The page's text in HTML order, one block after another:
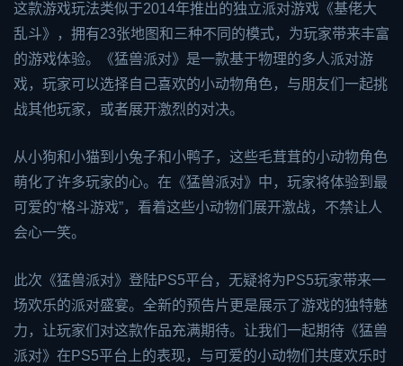
这款游戏玩法类似于2014年推出的独立派对游戏《基佬大
乱斗》，拥有23张地图和三种不同的模式，为玩家带来丰富
的游戏体验。《猛兽派对》是一款基于物理的多人派对游
戏，玩家可以选择自己喜欢的小动物角色，与朋友们一起挑
战其他玩家，或者展开激烈的对决。
从小狗和小猫到小兔子和小鸭子，这些毛茸茸的小动物角色
萌化了许多玩家的心。在《猛兽派对》中，玩家将体验到最
可爱的“格斗游戏”，看着这些小动物们展开激战，不禁让人
会心一笑。
此次《猛兽派对》登陆PS5平台，无疑将为PS5玩家带来一
场欢乐的派对盛宴。全新的预告片更是展示了游戏的独特魅
力，让玩家们对这款作品充满期待。让我们一起期待《猛兽
派对》在PS5平台上的表现，与可爱的小动物们共度欢乐时